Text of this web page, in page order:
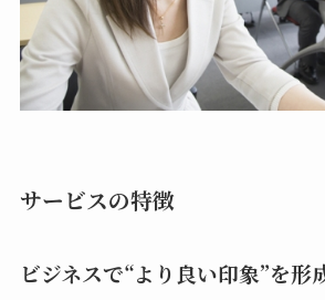
サービスの特徴
ビジネスで“より良い印象”を形